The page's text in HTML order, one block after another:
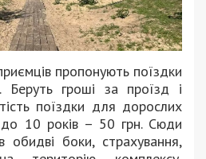
пропонують поїздки
Беруть гроші за проїзд і
поїздки для дорослих
10 років – 50 грн. Сюди
обидві боки, страхування,